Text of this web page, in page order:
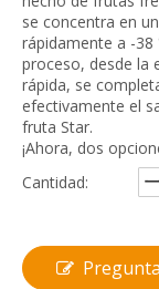
se concentra en
rápidamente a -38
proceso, desde la
rápida, se
efectivamente el
fruta Star.
¡Ahora, dos
Cantidad: